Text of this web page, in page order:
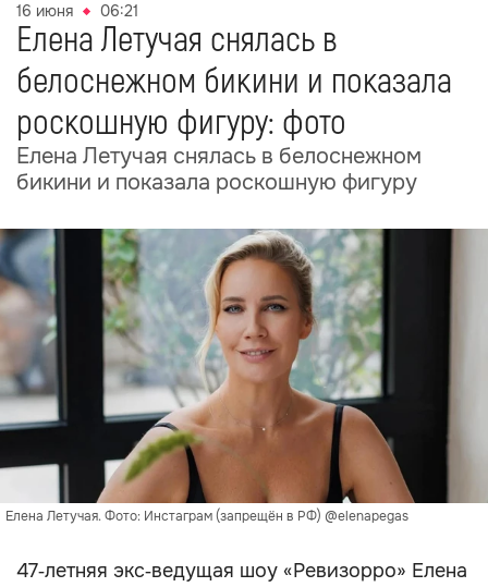
16 июня 06:21
Елена Летучая снялась в
белоснежном бикини и показала
роскошную фигуру: фото
Елена Летучая снялась в белоснежном
бикини и показала роскошную фигуру
Елена Летучая. Фото: Инстаграм (запрещён в РФ) @elenapegas
47‑летняя экс‑ведущая шоу «Ревизорро» Елена